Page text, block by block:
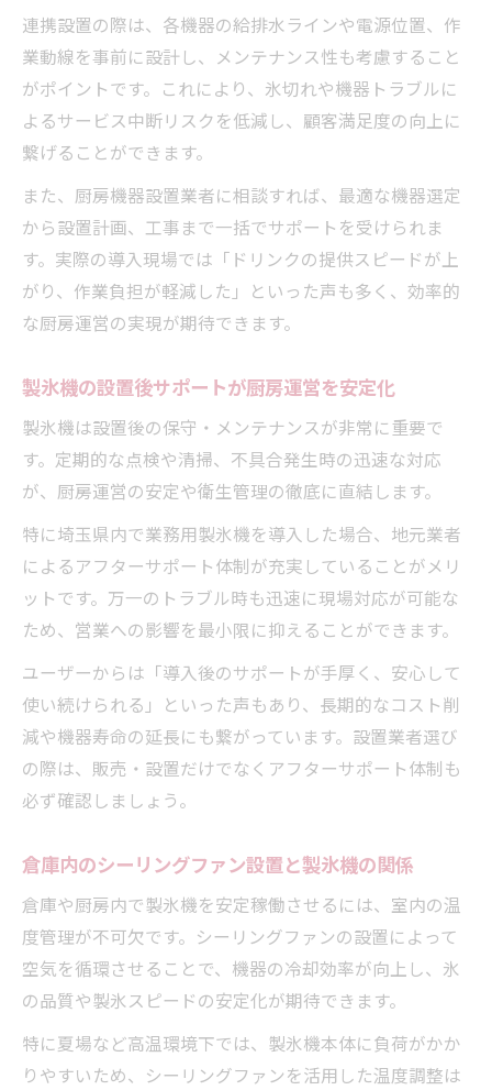
連携設置の際は、各機器の給排水ラインや電源位置、作
業動線を事前に設計し、メンテナンス性も考慮すること
がポイントです。これにより、氷切れや機器トラブルに
よるサービス中断リスクを低減し、顧客満足度の向上に
繋げることができます。
また、厨房機器設置業者に相談すれば、最適な機器選定
から設置計画、工事まで一括でサポートを受けられま
す。実際の導入現場では「ドリンクの提供スピードが上
がり、作業負担が軽減した」といった声も多く、効率的
な厨房運営の実現が期待できます。
製氷機の設置後サポートが厨房運営を安定化
製氷機は設置後の保守・メンテナンスが非常に重要で
す。定期的な点検や清掃、不具合発生時の迅速な対応
が、厨房運営の安定や衛生管理の徹底に直結します。
特に埼玉県内で業務用製氷機を導入した場合、地元業者
によるアフターサポート体制が充実していることがメリ
ットです。万一のトラブル時も迅速に現場対応が可能な
ため、営業への影響を最小限に抑えることができます。
ユーザーからは「導入後のサポートが手厚く、安心して
使い続けられる」といった声もあり、長期的なコスト削
減や機器寿命の延長にも繋がっています。設置業者選び
の際は、販売・設置だけでなくアフターサポート体制も
必ず確認しましょう。
倉庫内のシーリングファン設置と製氷機の関係
倉庫や厨房内で製氷機を安定稼働させるには、室内の温
度管理が不可欠です。シーリングファンの設置によって
空気を循環させることで、機器の冷却効率が向上し、氷
の品質や製氷スピードの安定化が期待できます。
特に夏場など高温環境下では、製氷機本体に負荷がかか
りやすいため、シーリングファンを活用した温度調整は